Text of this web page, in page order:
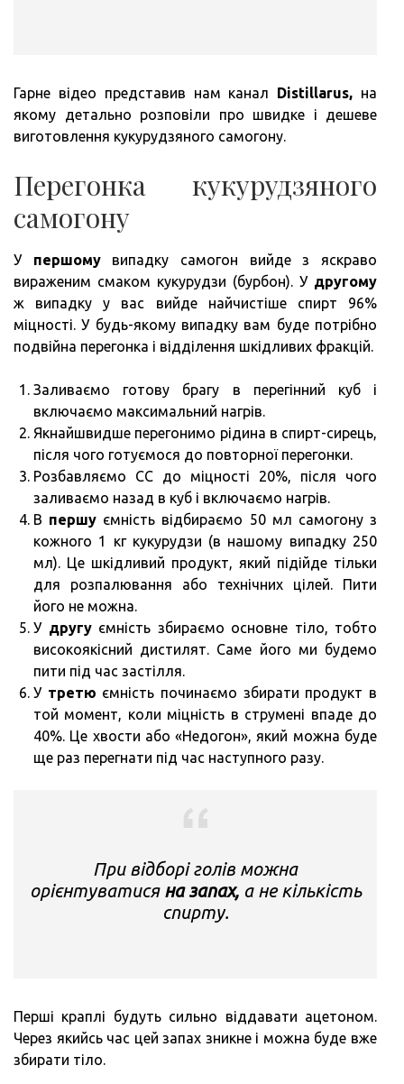
Гарне відео представив нам канал Distillarus, на
якому детально розповіли про швидке і дешеве
виготовлення кукурудзяного самогону.
Перегонка кукурудзяного
самогону
У першомувипадку самогон вийде з яскраво
вираженим смаком кукурудзи (бурбон). У другому
ж випадку у вас вийде найчистіше спирт 96%
міцності. У будь-якому випадку вам буде потрібно
подвійна перегонка і відділення шкідливих фракцій.
Заливаємо готову брагу в перегінний куб і
включаємо максимальний нагрів.
Якнайшвидше перегонимо рідина в спирт-сирець,
після чого готуємося до повторної перегонки.
Розбавляємо СС до міцності 20%, після чого
заливаємо назад в куб і включаємо нагрів.
В першу ємність відбираємо 50 мл самогону з
кожного 1 кг кукурудзи (в нашому випадку 250
мл). Це шкідливий продукт, який підійде тільки
для розпалювання або технічних цілей. Пити
його не можна.
У другуємність збираємо основне тіло, тобто
високоякісний дистилят. Саме його ми будемо
пити під час застілля.
У третю ємність починаємо збирати продукт в
той момент, коли міцність в струмені впаде до
40%. Це хвости або «Недогон», який можна буде
ще раз перегнати під час наступного разу.
При відборі голів можна
орієнтуватися на запах,а не кількість
спирту.
Перші краплі будуть сильно віддавати ацетоном.
Через якийсь час цей запах зникне і можна буде вже
збирати тіло.